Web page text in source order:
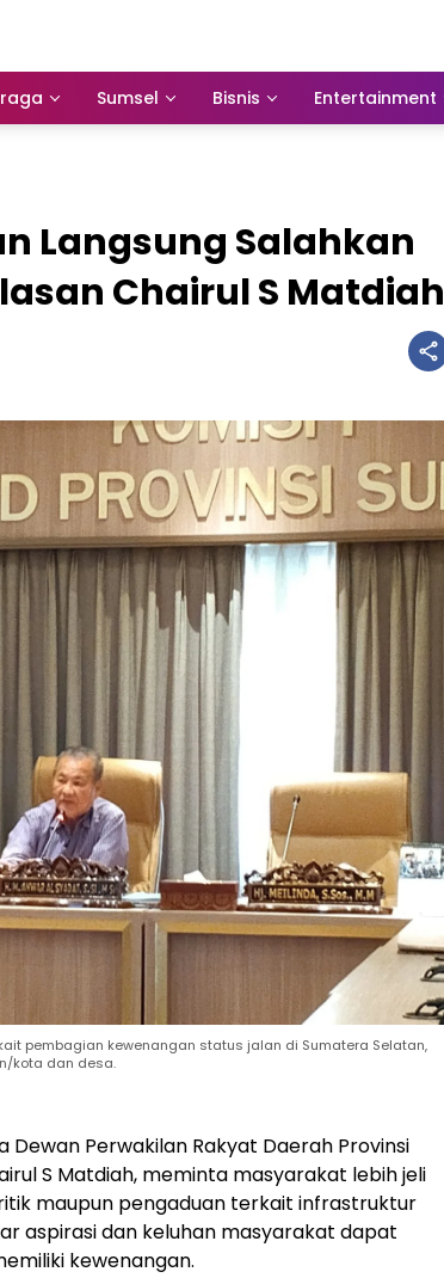
Sumsel Bisnis Entertainment
Langsung Salahkan
Chairul S Matdiah
pembagian kewenangan status jalan di Sumatera Selatan,
kota dan desa.
Dewan Perwakilan Rakyat Daerah Provinsi
S Matdiah, meminta masyarakat lebih jeli
maupun pengaduan terkait infrastruktur
aspirasi dan keluhan masyarakat dapat
kewenangan.